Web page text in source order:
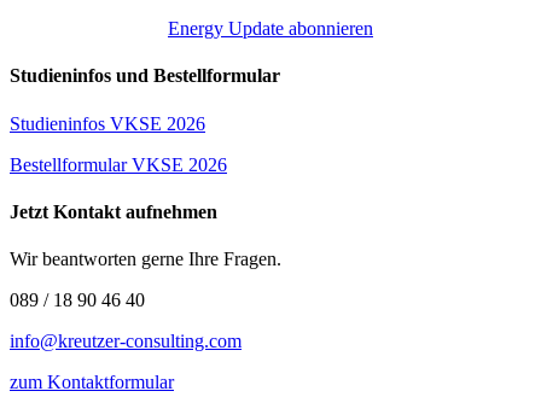
Energy Update abonnieren
Studieninfos und Bestellformular
Studieninfos VKSE 2026
Bestellformular VKSE 2026
Jetzt Kontakt aufnehmen
Wir beantworten gerne Ihre Fragen.
089 / 18 90 46 40
info@kreutzer-consulting.com
zum Kontaktformular